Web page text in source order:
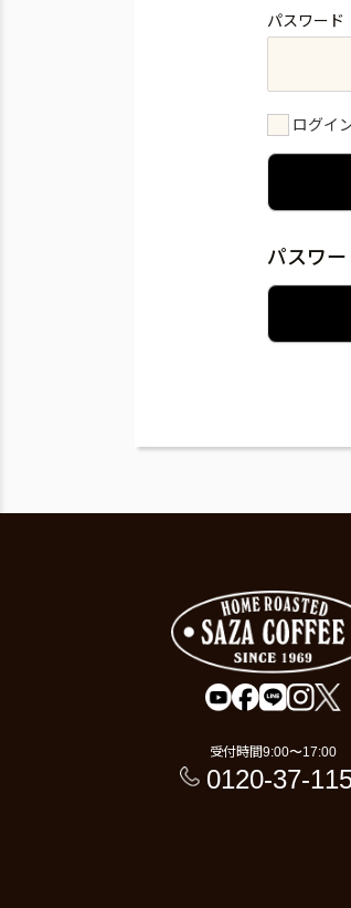
パスワード
ログイ
パスワ
受付時間9:00〜17:00
0120-37-